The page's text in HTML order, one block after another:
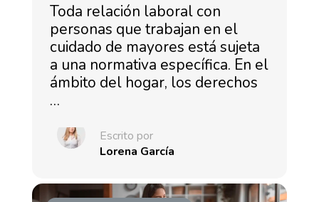
Toda relación laboral con
personas que trabajan en el
cuidado de mayores está sujeta
a una normativa específica. En el
ámbito del hogar, los derechos
…
Escrito por
Lorena García